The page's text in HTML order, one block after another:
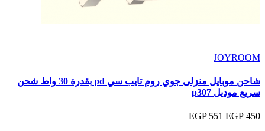
JOYROOM
شاحن موبايل منزلى جوي روم تايب سي pd بقدرة 30 واط شحن
سريع موديل p307
450 EGP
551 EGP